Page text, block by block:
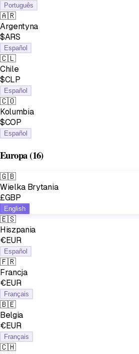
Português
🇦🇷
Argentyna
$ARS
Español
🇨🇱
Chile
$CLP
Español
🇨🇴
Kolumbia
$COP
Español
Europa(16)
🇬🇧
Wielka Brytania
£GBP
English
🇪🇸
Hiszpania
€EUR
Español
🇫🇷
Francja
€EUR
Français
🇧🇪
Belgia
€EUR
Français
🇨🇭